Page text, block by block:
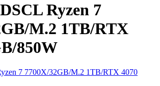
Ryzen 7
M.2 1TB/RTX
850W